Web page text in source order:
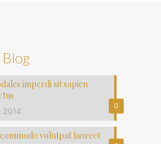
0
imperdi sit sapien
2014
volutpat laoreet